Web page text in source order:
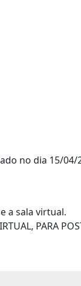
no dia 15/
a sala virtual.
PARA